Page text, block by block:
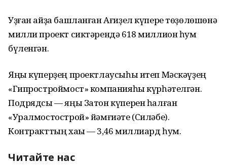
Уҙған айҙа башланған Ағиҙел күпере төҙөлөшөнә
милли проект сиктәрендә 618 миллион һум
бүленгән.
Яңы күперҙең проектлаусыһы итеп Мәскәүҙең
«Гипростроймост» компанияһы күрһәтелгән.
Подрядсы — яңы Затон күперен һалған
«Уралмостострой» йәмғиәте (Силәбе).
Контракттың хаҡы — 3,46 миллиард һум.
Читайте нас